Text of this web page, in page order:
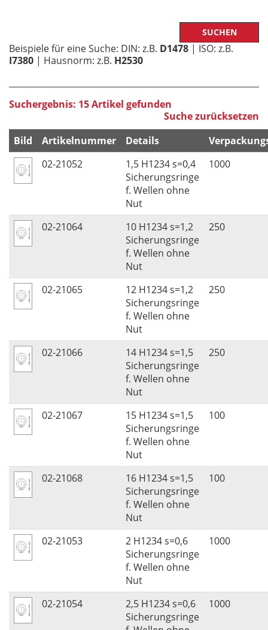
Beispiele für eine Suche: DIN: z.B. D1478 | ISO: z.B.
I7380 | Hausnorm: z.B. H2530
Suchergebnis: 15 Artikel gefunden
Suche zurücksetzen
Bild
Artikelnummer Details
02-21052
1,5 H1234 s=0,4
Sicherungsringe
f. Wellen ohne
Nut
1000
02-21064
10 H1234 s=1,2
Sicherungsringe
f. Wellen ohne
Nut
250
02-21065
12 H1234 s=1,2
Sicherungsringe
f. Wellen ohne
Nut
250
02-21066
14 H1234 s=1,5
Sicherungsringe
f. Wellen ohne
Nut
250
02-21067
15 H1234 s=1,5
Sicherungsringe
f. Wellen ohne
Nut
100
02-21068
16 H1234 s=1,5
Sicherungsringe
f. Wellen ohne
Nut
100
02-21053
2 H1234 s=0,6
Sicherungsringe
f. Wellen ohne
Nut
1000
02-21054
2,5 H1234 s=0,6
Sicherungsringe
1000